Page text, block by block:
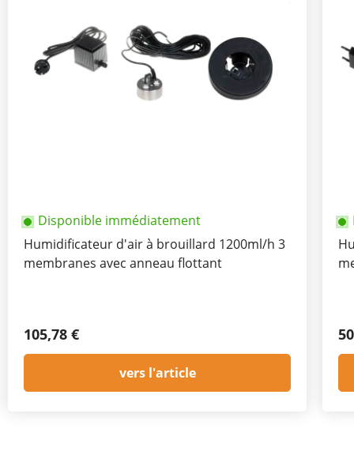
Disponible immédiatement
Humidificateur d'air à brouillard 1200ml/h 3
membranes avec anneau flottant
105,78 €
vers l'article